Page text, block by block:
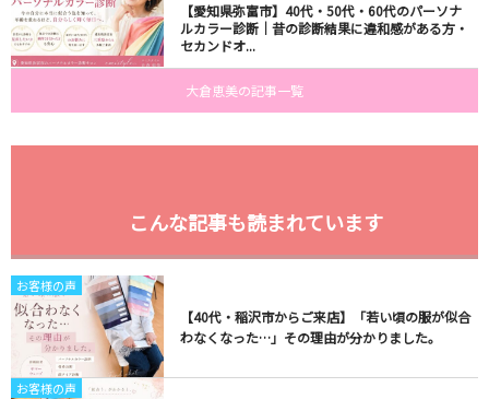
【愛知県弥富市】40代・50代・60代のパーソナ
ルカラー診断｜昔の診断結果に違和感がある方・
セカンドオ...
大倉恵美の記事一覧
こんな記事も読まれています
お客様の声
【40代・稲沢市からご来店】「若い頃の服が似合
わなくなった…」その理由が分かりました。
お客様の声